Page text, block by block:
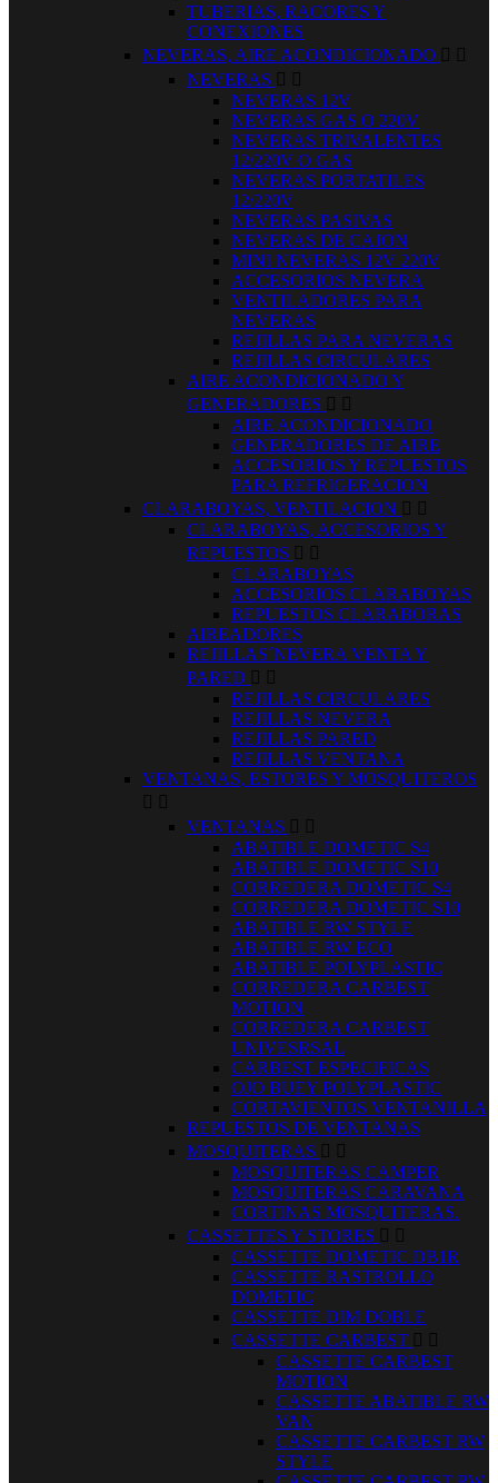
TUBERIAS, RACORES Y
CONEXIONES
NEVERAS, AIRE ACONDICIONADO  
NEVERAS  
NEVERAS 12V
NEVERAS GAS O 220V
NEVERAS TRIVALENTES
12/220V O GAS
NEVERAS PORTATILES
12/220V
NEVERAS PASIVAS
NEVERAS DE CAJON
MINI NEVERAS 12V 220V
ACCESORIOS NEVERA
VENTILADORES PARA
NEVERAS
REJILLAS PARA NEVERAS
REJILLAS CIRCULARES
AIRE ACONDICIONADO Y
GENERADORES  
AIRE ACONDICIONADO
GENERADORES DE AIRE
ACCESORIOS Y REPUESTOS
PARA REFRIGERACION
CLARABOYAS, VENTILACION  
CLARABOYAS, ACCESORIOS Y
REPUESTOS  
CLARABOYAS
ACCESORIOS CLARABOYAS
REPUESTOS CLARABORAS
AIREADORES
REJILLAS´NEVERA VENTA Y
PARED  
REJILLAS CIRCULARES
REJILLAS NEVERA
REJILLAS PARED
REJILLAS VENTANA
VENTANAS, ESTORES Y MOSQUITEROS
 
VENTANAS  
ABATIBLE DOMETIC S4
ABATIBLE DOMETIC S10
CORREDERA DOMETIC S4
CORREDERA DOMETIC S10
ABATIBLE RW STYLE
ABATIBLE RW ECO
ABATIBLE POLYPLASTIC
CORREDERA CARBEST
MOTION
CORREDERA CARBEST
UNIVESRSAL
CARBEST ESPECIFICAS
OJO BUEY POLYPLASTIC
CORTAVIENTOS VENTANILLA
REPUESTOS DE VENTANAS
MOSQUITERAS  
MOSQUITERAS CAMPER
MOSQUITERAS CARAVANA
CORTINAS MOSQUITERAS.
CASSETTES Y STORES  
CASSETTE DOMETIC DB1R
CASSETTE RASTROLLO
DOMETIC
CASSETTE DIM DOBLE
CASSETTE CARBEST  
CASSETTE CARBEST
MOTION
CASSETTE ABATIBLE RW
VAN
CASSETTE CARBEST RW
STYLE